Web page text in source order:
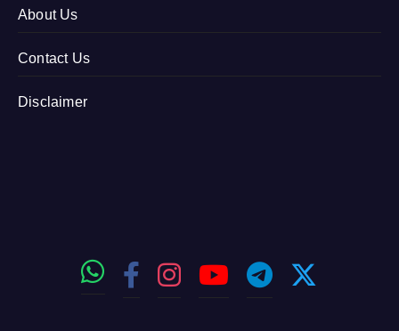
About Us
Contact Us
Disclaimer